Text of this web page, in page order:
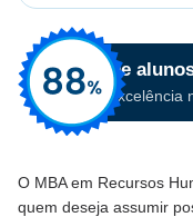
O MBA em Recursos
quem deseja assumir